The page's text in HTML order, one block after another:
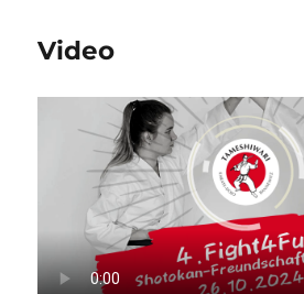
Video